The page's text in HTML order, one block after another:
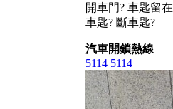
開車門? 車匙留
車匙? 斷車匙?
汽車開鎖熱線
5114 5114